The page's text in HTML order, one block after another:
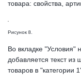
товара: свойства,
Рисунок 8.
Во вкладке "Условия"
добавляется текст из
товаров в "категории